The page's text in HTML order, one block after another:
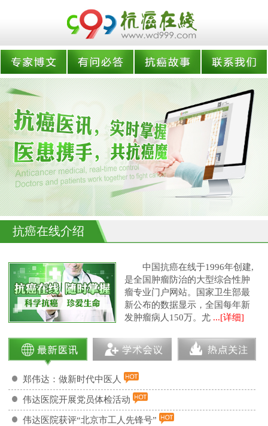
抗癌在线介绍
中国抗癌在线于1996年创建,
是全国肿瘤防治的大型综合性肿
瘤专业门户网站。国家卫生部最
新公布的数据显示，全国每年新
发肿瘤病人150万。尤 ...[详细]
郑伟达：做新时代中医人
伟达医院开展党员体检活动
伟达医院获评“北京市工人先锋号”